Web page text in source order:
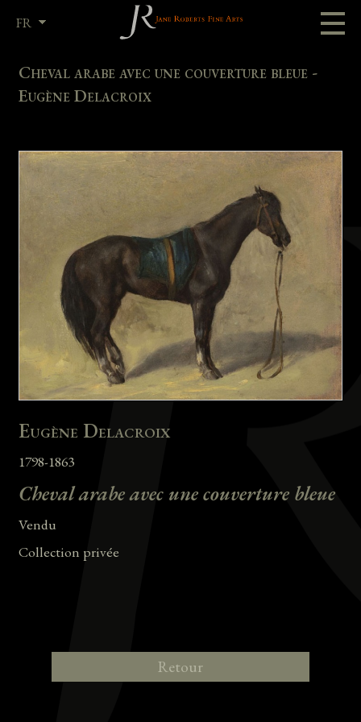
FR
Cheval arabe avec une couverture bleue -
Eugène Delacroix
Eugène Delacroix
1798-1863
Cheval arabe avec une couverture bleue
Vendu
Collection privée
Retour